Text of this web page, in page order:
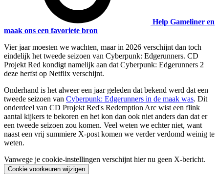
Help Gameliner en
maak ons een favoriete bron
Vier jaar moesten we wachten, maar in 2026 verschijnt dan toch
eindelijk het tweede seizoen van Cyberpunk: Edgerunners. CD
Projekt Red kondigt namelijk aan dat Cyberpunk: Edgerunners 2
deze herfst op Netflix verschijnt.
Onderhand is het alweer een jaar geleden dat bekend werd dat een
tweede seizoen van Cyberpunk: Edgerunners in de maak was. Dit
onderdeel van CD Projekt Red's Redemption Arc wist een flink
aantal kijkers te bekoren en het kon dan ook niet anders dan dat er
een tweede seizoen zou komen. Veel weten we echter niet, want
naast een vrij summiere X-post komen we verder verdomd weinig te
weten.
Vanwege je cookie-instellingen verschijnt hier nu geen X-bericht.
Cookie voorkeuren wijzigen